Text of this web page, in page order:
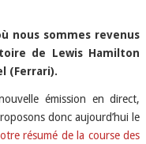
nous sommes revenus
de Lewis Hamilton
(Ferrari).
émission en direct,
donc aujourd’hui le
résumé de la course des